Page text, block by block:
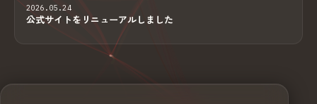
2026.05.24
公式サイトをリニューアルしました